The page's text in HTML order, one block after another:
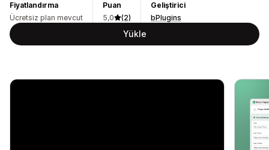
Fiyatlandırma
Ücretsiz plan mevcut
Puan
5,0
(2)
Geliştirici
bPlugins
Yükle